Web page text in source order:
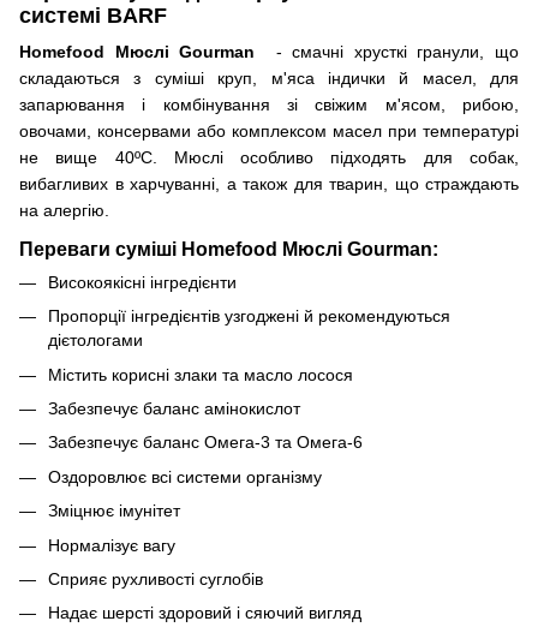
системі BARF
Homefood Мюслі Gourman
- смачні хрусткі гранули, що
складаються з суміші круп, м'яса індички й масел, для
запарювання і комбінування зі свіжим м'ясом, рибою,
овочами, консервами або комплексом масел при температурі
не вище 40ºC. Мюслі особливо підходять для собак,
вибагливих в харчуванні, а також для тварин, що страждають
на алергію.
Переваги суміші Homefood Мюслі Gourman:
Високоякісні інгредієнти
Пропорції інгредієнтів узгоджені й рекомендуються
дієтологами
Містить корисні злаки та масло лосося
Забезпечує баланс амінокислот
Забезпечує баланс Омега-3 та Омега-6
Оздоровлює всі системи організму
Зміцнює імунітет
Нормалізує вагу
Сприяє рухливості суглобів
Надає шерсті здоровий і сяючий вигляд